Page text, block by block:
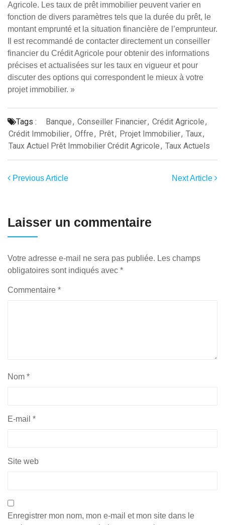
Agricole. Les taux de prêt immobilier peuvent varier en
fonction de divers paramètres tels que la durée du prêt, le
montant emprunté et la situation financière de l’emprunteur.
Il est recommandé de contacter directement un conseiller
financier du Crédit Agricole pour obtenir des informations
précises et actualisées sur les taux en vigueur et pour
discuter des options qui correspondent le mieux à votre
projet immobilier. »
Tags : Banque, Conseiller Financier, Crédit Agricole,
Crédit Immobilier, Offre, Prêt, Projet Immobilier, Taux,
Taux Actuel Prêt Immobilier Crédit Agricole, Taux Actuels
Previous Article Next Article
Laisser un commentaire
Votre adresse e-mail ne sera pas publiée. Les champs
obligatoires sont indiqués avec *
Commentaire *
Nom *
E-mail *
Site web
Enregistrer mon nom, mon e-mail et mon site dans le